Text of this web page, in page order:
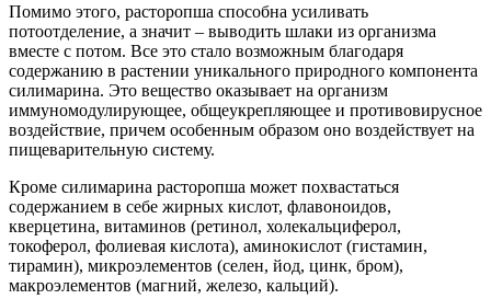
Помимо этого, расторопша способна усиливать
потоотделение, а значит – выводить шлаки из организма
вместе с потом. Все это стало возможным благодаря
содержанию в растении уникального природного компонента
силимарина. Это вещество оказывает на организм
иммуномодулирующее, общеукрепляющее и противовирусное
воздействие, причем особенным образом оно воздействует на
пищеварительную систему.
Кроме силимарина расторопша может похвастаться
содержанием в себе жирных кислот, флавоноидов,
кверцетина, витаминов (ретинол, холекальциферол,
токоферол, фолиевая кислота), аминокислот (гистамин,
тирамин), микроэлементов (селен, йод, цинк, бром),
макроэлементов (магний, железо, кальций).